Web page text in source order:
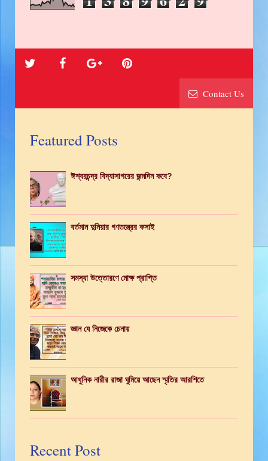
Contact Us
Featured Posts
ঈশ্বরচন্দ্র বিদ্যাসাগরের জন্মদিন কবে?
বর্তমান দুনিয়ার গণতন্ত্রের কসাই
সমস্যা উত্তোরণে মোক্ষ প্রাপ্তি
জ্ঞান যে নিজেকে চেনায়
আধুনিক নারীর রাজা ঘুমিয়ে আছেন স্মৃতির আরশিতে
Recent Post